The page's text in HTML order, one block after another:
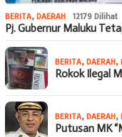
BERITA, DAERAH 12179 Dilihat
Pj. Gubernur Maluku
BERITA, DAERAH,
Rokok Ilegal
BERITA, DAERAH,
Putusan MK